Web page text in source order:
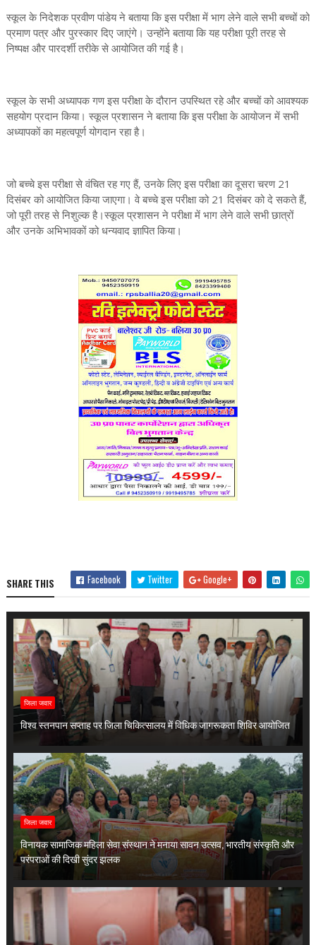
स्कूल के निदेशक प्रवीण पांडेय ने बताया कि इस परीक्षा में भाग लेने वाले सभी बच्चों को
प्रमाण पत्र और पुरस्कार दिए जाएंगे। उन्होंने बताया कि यह परीक्षा पूरी तरह से
निष्पक्ष और पारदर्शी तरीके से आयोजित की गई है।
स्कूल के सभी अध्यापक गण इस परीक्षा के दौरान उपस्थित रहे और बच्चों को आवश्यक
सहयोग प्रदान किया। स्कूल प्रशासन ने बताया कि इस परीक्षा के आयोजन में सभी
अध्यापकों का महत्वपूर्ण योगदान रहा है।
जो बच्चे इस परीक्षा से वंचित रह गए हैं, उनके लिए इस परीक्षा का दूसरा चरण 21
दिसंबर को आयोजित किया जाएगा। वे बच्चे इस परीक्षा को 21 दिसंबर को दे सकते हैं,
जो पूरी तरह से निशुल्क है।स्कूल प्रशासन ने परीक्षा में भाग लेने वाले सभी छात्रों
और उनके अभिभावकों को धन्यवाद ज्ञापित किया।
SHARE THIS Facebook Twitter Google+
जिला जवार
विश्व स्तनपान सप्ताह पर जिला चिकित्सालय में विधिक जागरूकता शिविर आयोजित
जिला जवार
विनायक सामाजिक महिला सेवा संस्थान ने मनाया सावन उत्सव, भारतीय संस्कृति और
परंपराओं की दिखी सुंदर झलक